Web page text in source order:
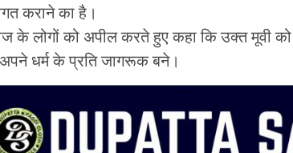
कराने का है।
के लोगों को अपील करते हुए कहा कि उक्त मूवी
अपने धर्म के प्रति जागरूक बने।